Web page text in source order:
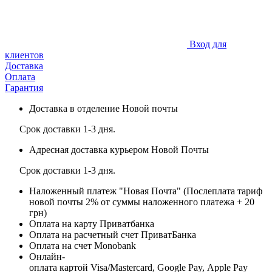
Вход для
клиентов
Доставка
Оплата
Гарантия
Доставка в отделение Новой почты
Срок доставки 1-3 дня.
Адресная доставка курьером Новой Почты
Срок доставки 1-3 дня.
Наложенный платеж "Новая Почта" (Послеплата тариф
новой почты 2% от суммы наложенного платежа + 20
грн)
Оплата на карту Приватбанка
Оплата на расчетный счет ПриватБанка
Оплата на счет Monobank
Онлайн-
оплата картой Visa/Mastercard, Google Pay, Apple Pay